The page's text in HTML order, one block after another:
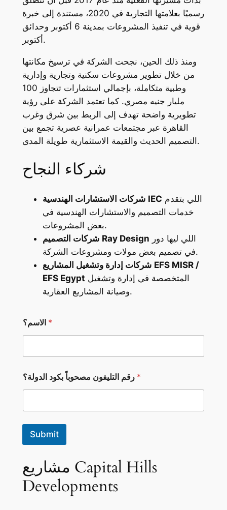
رسميًا بعلامتها التجارية في 2020، مستندة إلى خبرة
قوية في تنفيذ المشروعات بمدينة 6 أكتوبر وحدائق
أكتوبر.
ومنذ ذلك الحين، نجحت الشركة في ترسيخ مكانتها
من خلال تطوير مشروعات سكنية وتجارية وإدارية
وطبية متكاملة، بإجمالي استثمارات تتجاوز 100
مليار جنيه مصري. كما تعتمد الشركة على رؤية
تطويرية واضحة تهدف إلى الربط بين شرق وغرب
القاهرة عبر مجتمعات عمرانية عصرية تجمع بين
التصميم الحديث والقيمة الاستثمارية طويلة المدى.
شركاء النجاح
شركات الاستشارات الهندسية IEC
خدمات التصميم والاستشارات الهندسية في
بعض المشروعات.
شركات التصميم Ray Design
في تصميم بعض مولات ومشروعات الشركة.
شركات إدارة وتشغيل المشاريع EFS MISR /
EFS Egypt
وصيانة المشاريع العقارية.
الاسم؟ *
ق
م
ل
س
؟
ص
ح
رقم التليفون مصحوباً بكود الدولة؟ *
Submit
مشاريع Capital Hills
Developments